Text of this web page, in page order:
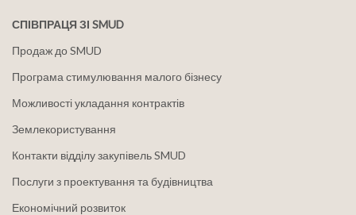
СПІВПРАЦЯ ЗІ SMUD
Продаж до SMUD
Програма стимулювання малого бізнесу
Можливості укладання контрактів
Землекористування
Контакти відділу закупівель SMUD
Послуги з проектування та будівництва
Економічний розвиток